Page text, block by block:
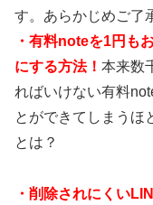
す。あらかじめご了
・有料noteを1円も
にする方法！ 本来数
ればいけない有料
とができてしまうほ
とは？
・ 削除されにくい